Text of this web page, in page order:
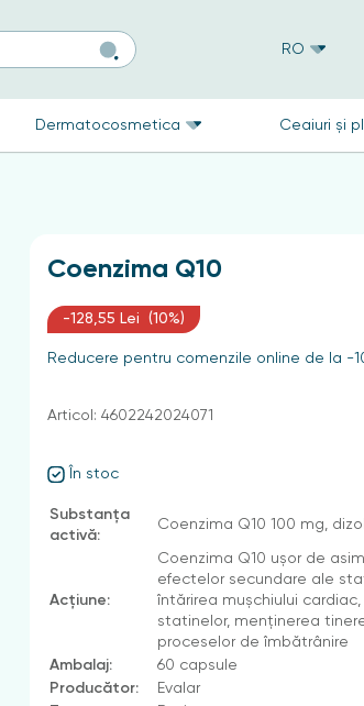
RO
Dermatocosmetica Ceaiuri și
Coenzima Q10
-128,55 Lei (10%)
Reducere pentru comenzile online de la -
În stoc
Substanța
activă:
Coenzima Q10 100 mg,
Acțiune:
Coenzima Q10 ușor de
efectelor secundare ale
întărirea mușchiului
statinelor, menținerea
proceselor de îmbătrânire
Ambalaj:
60 capsule
Producător:
Evalar
Articol: 4602242024071